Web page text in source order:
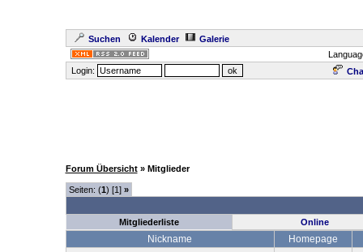
Suchen Kalender
Galerie
Login:
Forum Übersicht» Mitglieder
Seiten: (1) [1] »
Mitgliederliste Online
Nickname Homepage